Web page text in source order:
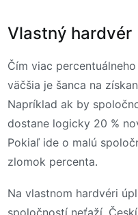
Vlastný hardvér
Čím viac
väčšia je šanca na
Napríklad ak by
dostane logicky 20 %
Pokiaľ ide o malú
zlomok percenta.
Na vlastnom hardvéri
spoločností neťaží.